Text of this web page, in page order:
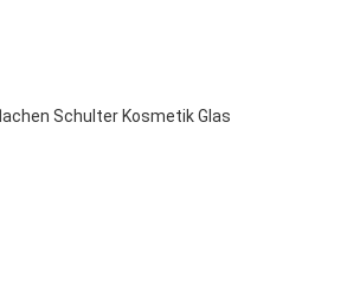
Schulter Kosmetik Glas